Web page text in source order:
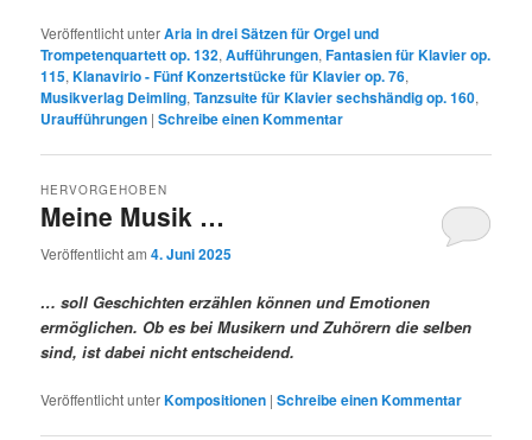
Veröffentlicht unterAria in drei Sätzen für Orgel und
Trompetenquartett op. 132,Aufführungen,Fantasien für Klavier op.
115,Klanavirio - Fünf Konzertstücke für Klavier op. 76,
Musikverlag Deimling,Tanzsuite für Klavier sechshändig op. 160,
Uraufführungen |Schreibe einen Kommentar
Meine Musik …
HERVORGEHOBEN
Veröffentlicht am4. Juni 2025
… soll Geschichten erzählen können und Emotionen
ermöglichen. Ob es bei Musikern und Zuhörern die selben
sind, ist dabei nicht entscheidend.
Veröffentlicht unterKompositionen |Schreibe einen Kommentar